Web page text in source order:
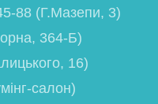
88 (Г.Мазепи, 3)
364-Б)
16)
салон)